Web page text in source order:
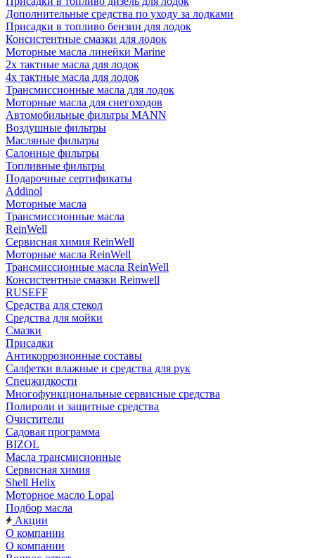
Дополнительные средства по уходу за лодками
Присадки в топливо бензин для лодок
Консистентные смазки для лодок
Моторные масла линейки Marine
2х тактные масла для лодок
4х тактные масла для лодок
Трансмиссионные масла для лодок
Моторные масла для снегоходов
Автомобильные фильтры MANN
Воздушные фильтры
Масляные фильтры
Салонные фильтры
Топливные фильтры
Подарочные сертификаты
Addinol
Моторные масла
Трансмиссионные масла
ReinWell
Сервисная химия ReinWell
Моторные масла ReinWell
Трансмиссионные масла ReinWell
Консистентные смазки Reinwell
RUSEFF
Средства для стекол
Средства для мойки
Смазки
Присадки
Антикоррозионные составы
Салфетки влажные и средства для рук
Спецжидкости
Многофункциональные сервисные средства
Полироли и защитные средства
Очистители
Садовая программа
BIZOL
Масла трансмисионные
Сервисная химия
Shell Helix
Моторное масло Lopal
Подбор масла
Акции
О компании
О компании